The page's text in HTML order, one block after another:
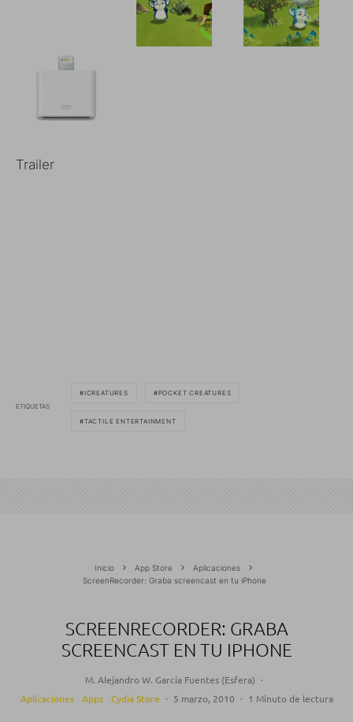
Trailer
ETIQUETAS
ICREATURES POCKET CREATURES
TACTILE ENTERTAINMENT
Inicio App Store
Aplicaciones
ScreenRecorder: Graba screencast en tu iPhone
SCREENRECORDER: GRABA
SCREENCAST EN TU IPHONE
M. Alejandro W. García Fuentes (Esfera) ·
Aplicaciones
Apps Cydia Store · 5 marzo, 2010 · 1 Minuto de lectura